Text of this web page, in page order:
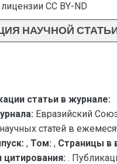
CC BY-ND
НАУЧНОЙ
статьи в журнале:
Евразийский
статей в
, Том: , Страницы в
.